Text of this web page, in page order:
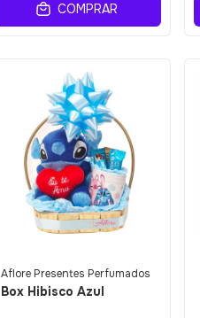
COMPRAR
Aflore Presentes Perfumados
Box Hibisco Azul